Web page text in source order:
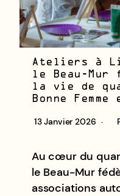
Ateliers à
le Beau-
la vie de
Bonne
13 Janvier 2026
Au cœur du
le Beau-Mur
associations